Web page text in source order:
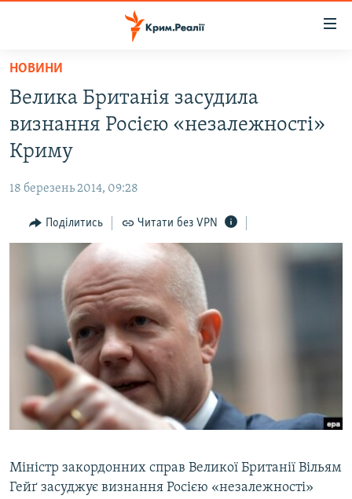
Перейти
основного
матеріалу
Перейти
до
основної
навігації
Перейти
до
ВІДЕО ТА ФОТО
БЛОГИ
ПОГЛЯД
ВСЕ ЗА ДЕНЬ
СПЕЦПРОЕКТИ
ДЕПОРТАЦІЯ
ВІДЕОУРОКИ «ELIFBE»
СВІДЧЕННЯ ОКУПАЦІЇ
УКРАЇНСЬКА ПРОБЛЕМА КРИМУ
ЯК ОБІЙТИ БЛОКУВАННЯ
Русский
Qırımtatar
НОВИНИ
Велика Британія засудила
визнання Росією «незалежності»
Криму
18 березень 2014, 09:28
Поділитись Читати без VPN
Міністр закордонних справ Великої Британії Вільям
Гейґ засуджує визнання Росією «незалежності»